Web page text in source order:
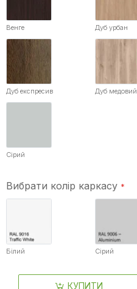
Венге Дуб урбан
Дуб експресив Дуб медовий
Сірий
Вибрати колір каркасу
Білий Сірий
КУПИТИ